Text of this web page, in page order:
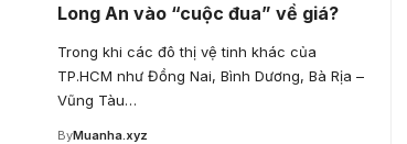
Long An vào “cuộc đua” về giá?
Trong khi các đô thị vệ tinh khác của
TP.HCM như Đồng Nai, Bình Dương, Bà Rịa –
Vũng Tàu…
ByMuanha.xyz